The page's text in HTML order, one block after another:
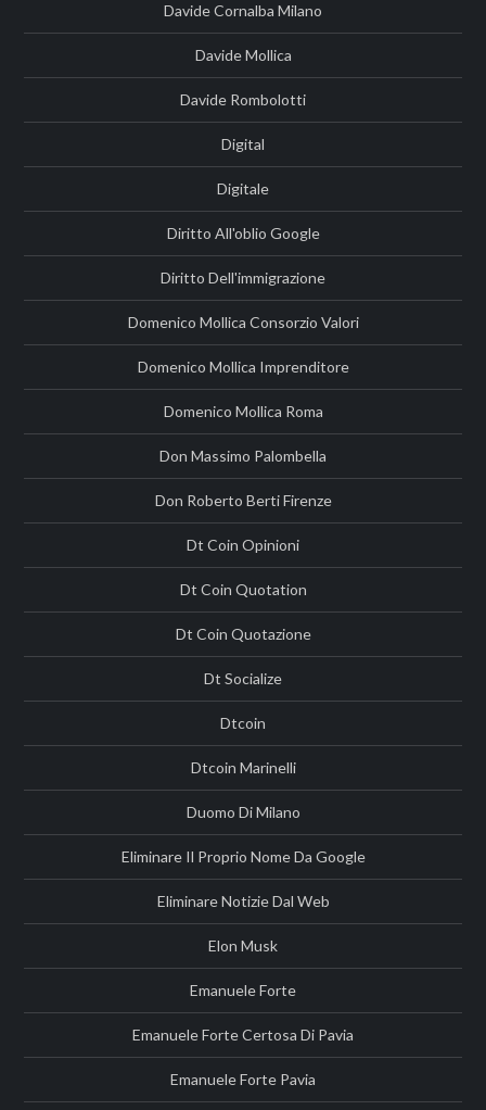
Davide Cornalba Milano
Davide Mollica
Davide Rombolotti
Digital
Digitale
Diritto All'oblio Google
Diritto Dell'immigrazione
Domenico Mollica Consorzio Valori
Domenico Mollica Imprenditore
Domenico Mollica Roma
Don Massimo Palombella
Don Roberto Berti Firenze
Dt Coin Opinioni
Dt Coin Quotation
Dt Coin Quotazione
Dt Socialize
Dtcoin
Dtcoin Marinelli
Duomo Di Milano
Eliminare Il Proprio Nome Da Google
Eliminare Notizie Dal Web
Elon Musk
Emanuele Forte
Emanuele Forte Certosa Di Pavia
Emanuele Forte Pavia